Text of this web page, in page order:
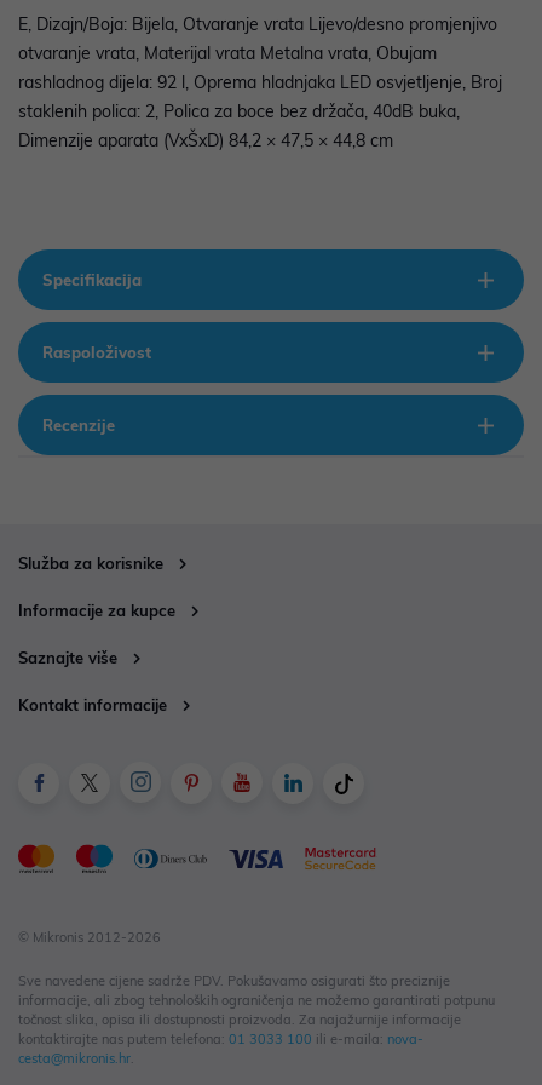
E, Dizajn/Boja: Bijela, Otvaranje vrata Lijevo/desno promjenjivo
otvaranje vrata, Materijal vrata Metalna vrata, Obujam
rashladnog dijela: 92 l, Oprema hladnjaka LED osvjetljenje, Broj
staklenih polica: 2, Polica za boce bez držača, 40dB buka,
Dimenzije aparata (VxŠxD) 84,2 × 47,5 × 44,8 cm
Specifikacija
Raspoloživost
Recenzije
Služba za korisnike
Informacije za kupce
Saznajte više
Kontakt informacije
© Mikronis 2012-2026
Sve navedene cijene sadrže PDV. Pokušavamo osigurati što preciznije
informacije, ali zbog tehnoloških ograničenja ne možemo garantirati potpunu
točnost slika, opisa ili dostupnosti proizvoda. Za najažurnije informacije
kontaktirajte nas putem telefona: 01 3033 100 ili e-maila: nova-
cesta@mikronis.hr.